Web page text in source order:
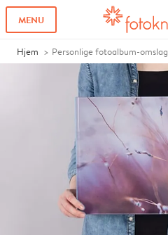
MENU
Hjem Personlige fotoalbum-omslag